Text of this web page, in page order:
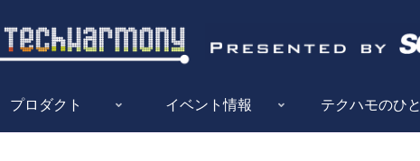
プロダクト イベント情報 テクハモのひと